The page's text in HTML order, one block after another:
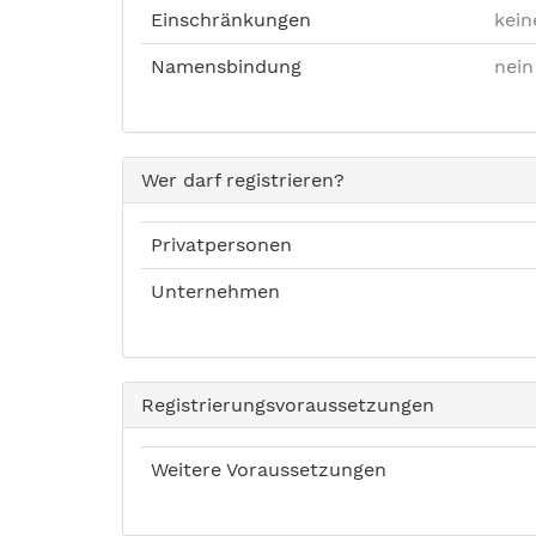
Einschränkungen
Namensbindung nein
Wer darf registrieren?
Privatpersonen
Unternehmen
Registrierungsvoraussetzungen
Weitere Voraussetzungen